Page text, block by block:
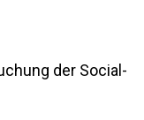
der Social-